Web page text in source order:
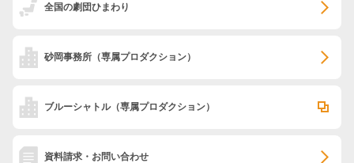
全国の劇団ひまわり
砂岡事務所 （専属プロダクション）
ブルーシャトル（専属プロダクション）
資料請求・お問い合わせ